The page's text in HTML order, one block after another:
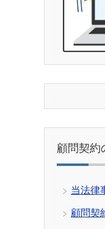
顧問契約
当法律
顧問契